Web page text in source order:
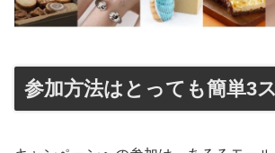
参加方法はとっても簡単3